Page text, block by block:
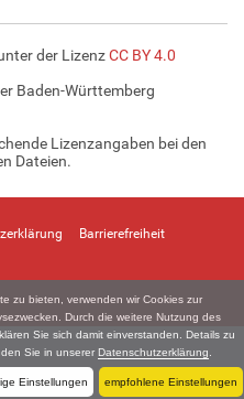
zu bieten, verwenden wir Cookies zur
Durch die weitere Nutzung des
Sie sich damit einverstanden. Details zu
Sie in unserer Datenschutzerklärung
Einstellungen empfohlene Einstellungen
der LizenzCC BY 4.0
Baden-Württemberg
Lizenzangaben bei den
Dateien.
Barrierefreiheit